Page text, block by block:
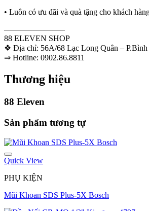
• Luôn có ưu đãi và quà tặng cho khách
———————–
88 ELEVEN SHOP
❖ Địa chỉ: 56A/68 Lạc Long Quân –
⇒ Hotline: 0902.86.8811
Thương hiệu
88 Eleven
Sản phẩm tương tự
Quick View
PHỤ KIỆN
Mũi Khoan SDS Plus-5X Bosch